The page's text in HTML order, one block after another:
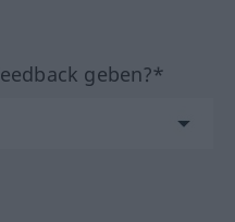
geben?*